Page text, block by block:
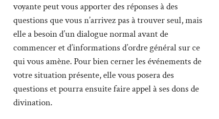
voyante peut vous apporter des réponses à des
questions que vous n’arrivez pas à trouver seul, mais
elle a besoin d’un dialogue normal avant de
commencer et d’informations d’ordre général sur ce
qui vous amène. Pour bien cerner les événements de
votre situation présente, elle vous posera des
questions et pourra ensuite faire appel à ses dons de
divination.